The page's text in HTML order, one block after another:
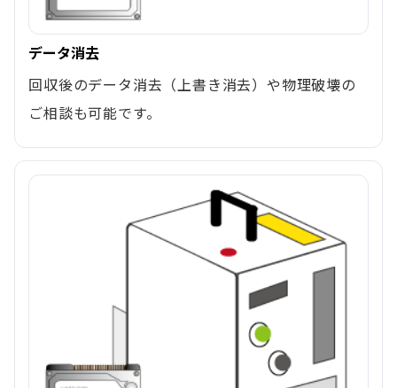
データ消去
回収後のデータ消去（上書き消去）や物理破壊の
ご相談も可能です。